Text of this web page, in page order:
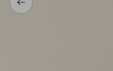
Takaisin